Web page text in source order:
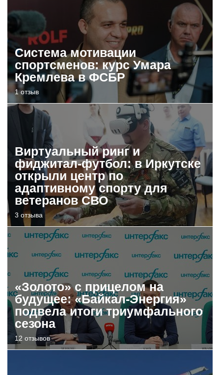
Система мотивации
спортсменов: курс Умара
Кремлева в ФСБР
1 отзыв
Виртуальный ринг и
фиджитал-футбол: в Иркутске
открыли центр по
адаптивному спорту для
ветеранов СВО
3 отзыва
«Золото» с прицелом на
будущее: «Байкал-Энергия»
подвела итоги триумфального
сезона
12 отзывов